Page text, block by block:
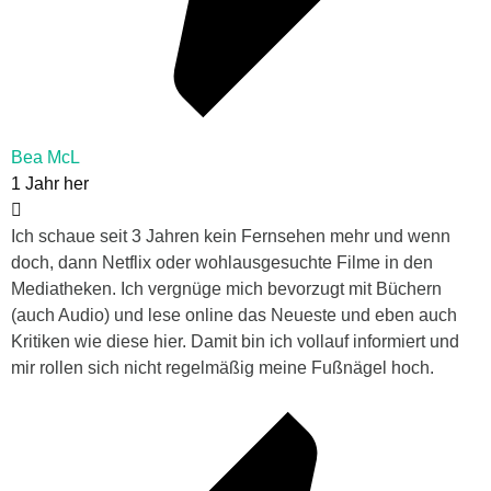
Bea McL
1 Jahr her
Ich schaue seit 3 Jahren kein Fernsehen mehr und wenn
doch, dann Netflix oder wohlausgesuchte Filme in den
Mediatheken. Ich vergnüge mich bevorzugt mit Büchern
(auch Audio) und lese online das Neueste und eben auch
Kritiken wie diese hier. Damit bin ich vollauf informiert und
mir rollen sich nicht regelmäßig meine Fußnägel hoch.